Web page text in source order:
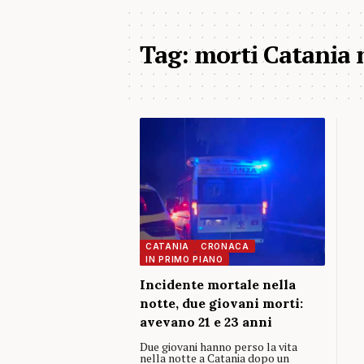
Tag:morti Catania
CATANIA
CRONACA
IN PRIMO PIANO
Incidente mortale nella
notte, due giovani morti:
avevano 21 e 23 anni
Due giovani hanno perso la vita
nella notte a Catania dopo un